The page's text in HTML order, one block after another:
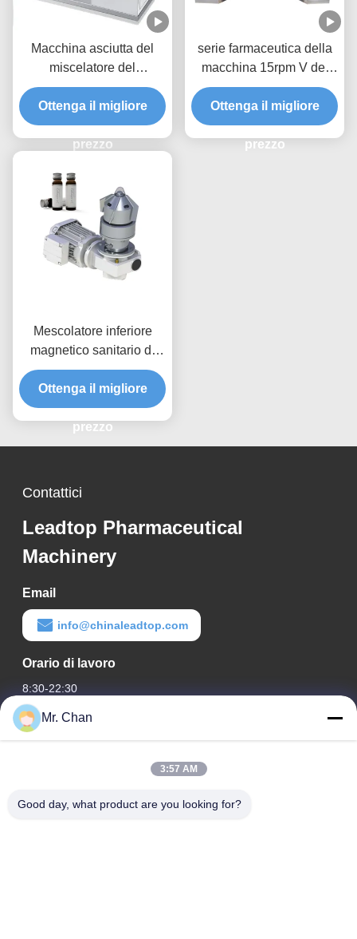
Macchina asciutta del
miscelatore del
miscelatore della farina
della polvere di forma di v
per i prodotti farmaceutici
Ottenga il migliore
prezzo
serie farmaceutica della
macchina 15rpm V del
miscelatore della polvere
del barilotto 180L
Ottenga il migliore
prezzo
Mescolatore inferiore
magnetico sanitario di
acciaio inossidabile
dell'agitatore del
miscelatore 3a
Ottenga il migliore
prezzo
Contattici
Leadtop Pharmaceutical
Machinery
Email
info@chinaleadtop.com
Orario di lavoro
8:30-22:30
Il nostro indirizzo
ventottesimo, Jiuan Rd, zona industriale di Jiuli, Shangwang.
Mr. Chan
3:57 AM
Good day, what product are you looking for?